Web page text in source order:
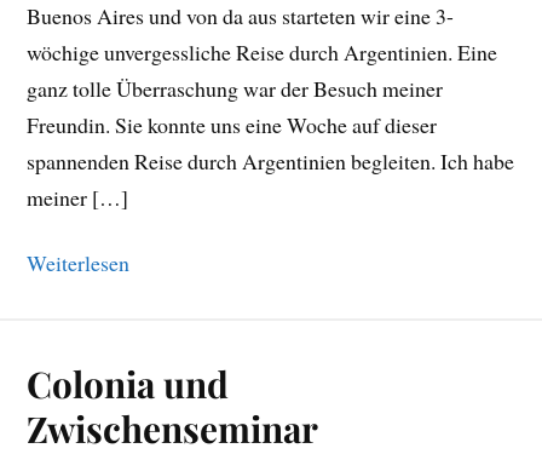
Buenos Aires und von da aus starteten wir eine 3-
wöchige unvergessliche Reise durch Argentinien. Eine
ganz tolle Überraschung war der Besuch meiner
Freundin. Sie konnte uns eine Woche auf dieser
spannenden Reise durch Argentinien begleiten. Ich habe
meiner […]
Weiterlesen
Colonia und
Zwischenseminar